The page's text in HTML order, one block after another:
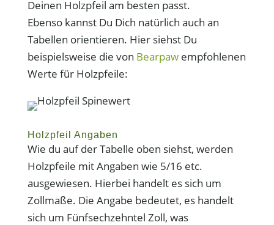
Deinen Holzpfeil am besten passt.
Ebenso kannst Du Dich natürlich auch an
Tabellen orientieren. Hier siehst Du
beispielsweise die von Bearpawempfohlenen
Werte für Holzpfeile:
Holzpfeil Angaben
Wie du auf der Tabelle oben siehst, werden
Holzpfeile mit Angaben wie 5/16 etc.
ausgewiesen. Hierbei handelt es sich um
Zollmaße. Die Angabe bedeutet, es handelt
sich um Fünfsechzehntel Zoll, was